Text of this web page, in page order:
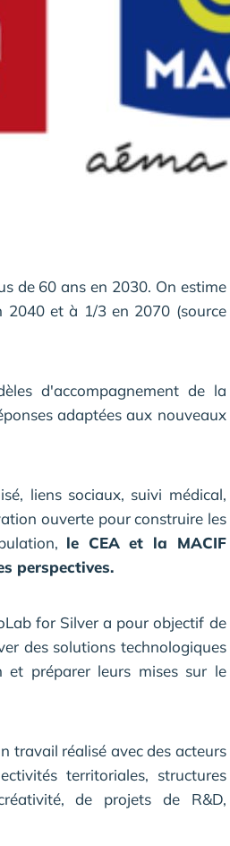
de 60 ans en 2030. On estime
et à 1/3 en 2070 (source
d'accompagnement de la
adaptées aux nouveaux
liens sociaux, suivi médical,
ouverte pour construire les
le CEA et la MACIF
perspectives.
for Silver a pour objectif de
des solutions technologiques
et préparer leurs mises sur le
travail réalisé avec des acteurs
territoriales, structures
de projets de R&D,